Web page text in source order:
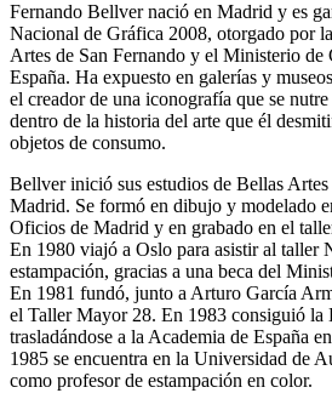
Fernando Bellver nació en Madrid y es
Nacional de Gráfica 2008, otorgado por
Artes de San Fernando y el Ministerio
España. Ha expuesto en galerías y
el creador de una iconografía que se
dentro de la historia del arte que él
objetos de consumo.
Bellver inició sus estudios de Bellas Artes
Madrid. Se formó en dibujo y modelado
Oficios de Madrid y en grabado en el
En 1980 viajó a Oslo para asistir al taller
estampación, gracias a una beca del
En 1981 fundó, junto a Arturo García
el Taller Mayor 28. En 1983 consiguió la
trasladándose a la Academia de España
1985 se encuentra en la Universidad de
como profesor de estampación en color.